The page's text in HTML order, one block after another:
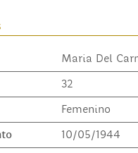
Maria Del
32
Femenino
10/05/1944